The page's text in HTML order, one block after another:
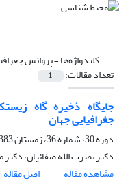
کلیدواژه‌ها =پروانس
تعداد مقالات: 1
جایگاه ذخیره گاه
جغرافیایی جهان
دوره 30، شماره 36، زمستان 1383
دکتر نصرت الله صفائیان،
مشاهده مقاله
اصل مقاله